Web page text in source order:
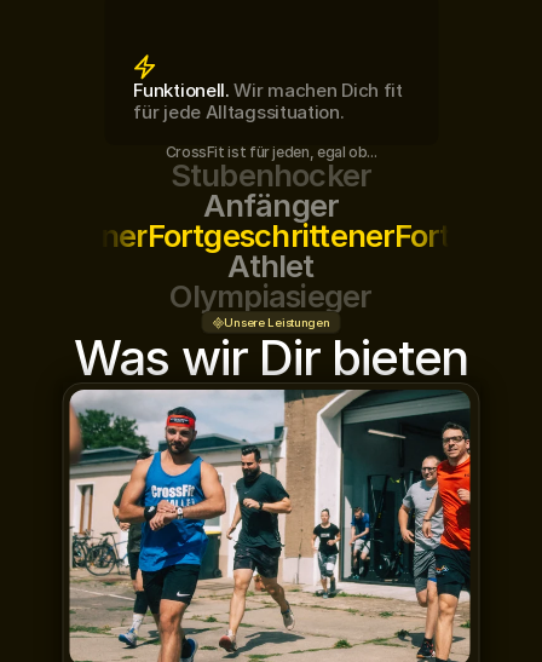
Funktionell. Wir machen Dich fit
für jede Alltagssituation.
CrossFit ist für jeden, egal ob...
Stubenhocker
Anfänger
Fortgeschrittener
Athlet
Olympiasieger
Unsere Leistungen
Was wir Dir bieten